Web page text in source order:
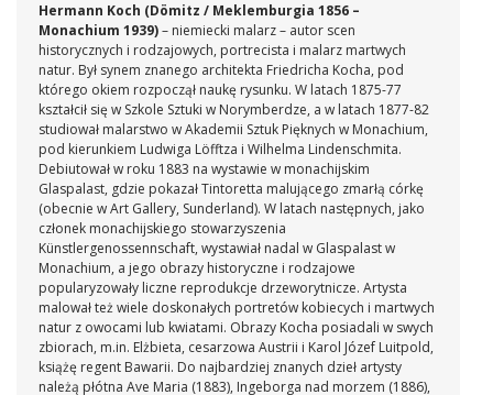
Hermann Koch (Dömitz / Meklemburgia 1856 –
Monachium 1939)– niemiecki malarz – autor scen
historycznych i rodzajowych, portrecista i malarz martwych
natur. Był synem znanego architekta Friedricha Kocha, pod
którego okiem rozpoczął naukę rysunku. W latach 1875-77
kształcił się w Szkole Sztuki w Norymberdze, a w latach 1877-82
studiował malarstwo w Akademii Sztuk Pięknych w Monachium,
pod kierunkiem Ludwiga Löfftza i Wilhelma Lindenschmita.
Debiutował w roku 1883 na wystawie w monachijskim
Glaspalast, gdzie pokazał Tintoretta malującego zmarłą córkę
(obecnie w Art Gallery, Sunderland). W latach następnych, jako
członek monachijskiego stowarzyszenia
Künstlergenossennschaft, wystawiał nadal w Glaspalast w
Monachium, a jego obrazy historyczne i rodzajowe
popularyzowały liczne reprodukcje drzeworytnicze. Artysta
malował też wiele doskonałych portretów kobiecych i martwych
natur z owocami lub kwiatami. Obrazy Kocha posiadali w swych
zbiorach, m.in. Elżbieta, cesarzowa Austrii i Karol Józef Luitpold,
książę regent Bawarii. Do najbardziej znanych dzieł artysty
należą płótna Ave Maria (1883), Ingeborga nad morzem (1886),